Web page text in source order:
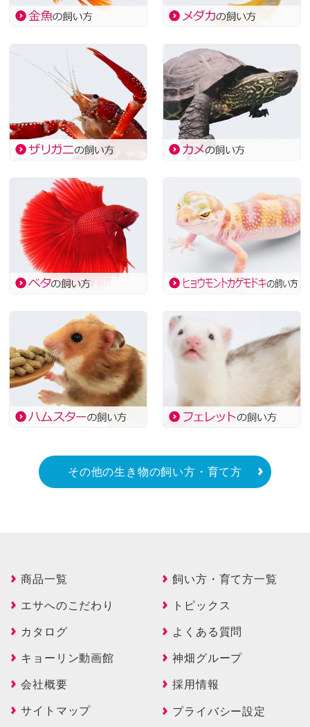
その他の生き物の飼い方・育て方
商品一覧
飼い方・育て方一覧
エサへのこだわり
トピックス
カタログ
よくある質問
キョーリン動画館
神畑グループ
会社概要
採用情報
サイトマップ
プライバシー設定